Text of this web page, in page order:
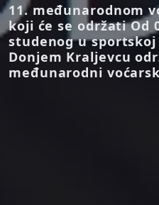
11. međunarodnom
koji će se održati Od
studenog u
Donjem Kraljevcu
međunarodni